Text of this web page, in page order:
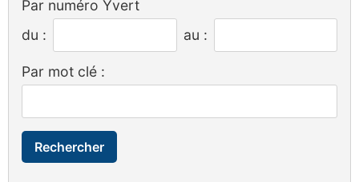
Par numéro Yvert
du :
au :
Par mot clé :